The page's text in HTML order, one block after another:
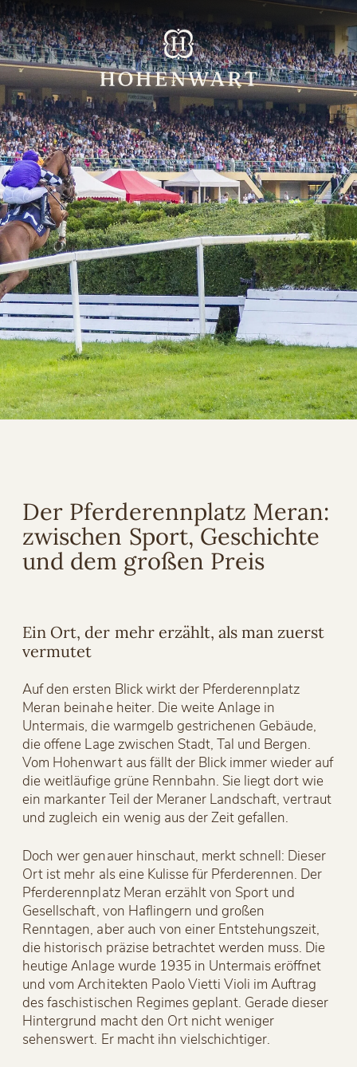
Der Pferderennplatz Meran:
zwischen Sport, Geschichte
und dem großen Preis
Ein Ort, der mehr erzählt, als man zuerst
vermutet
Auf den ersten Blick wirkt der Pferderennplatz
Meran beinahe heiter. Die weite Anlage in
Untermais, die warmgelb gestrichenen Gebäude,
die offene Lage zwischen Stadt, Tal und Bergen.
Vom Hohenwart aus fällt der Blick immer wieder auf
die weitläufige grüne Rennbahn. Sie liegt dort wie
ein markanter Teil der Meraner Landschaft, vertraut
und zugleich ein wenig aus der Zeit gefallen.
Doch wer genauer hinschaut, merkt schnell: Dieser
Ort ist mehr als eine Kulisse für Pferderennen. Der
Pferderennplatz Meran erzählt von Sport und
Gesellschaft, von Haflingern und großen
Renntagen, aber auch von einer Entstehungszeit,
die historisch präzise betrachtet werden muss. Die
heutige Anlage wurde 1935 in Untermais eröffnet
und vom Architekten Paolo Vietti Violi im Auftrag
des faschistischen Regimes geplant. Gerade dieser
Hintergrund macht den Ort nicht weniger
sehenswert. Er macht ihn vielschichtiger.